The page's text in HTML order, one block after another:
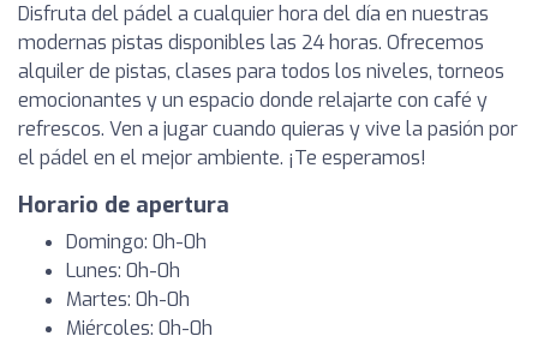
Disfruta del pádel a cualquier hora del día en nuestras
modernas pistas disponibles las 24 horas. Ofrecemos
alquiler de pistas, clases para todos los niveles, torneos
emocionantes y un espacio donde relajarte con café y
refrescos. Ven a jugar cuando quieras y vive la pasión por
el pádel en el mejor ambiente. ¡Te esperamos!
Horario de apertura
Domingo: 0h-0h
Lunes: 0h-0h
Martes: 0h-0h
Miércoles: 0h-0h